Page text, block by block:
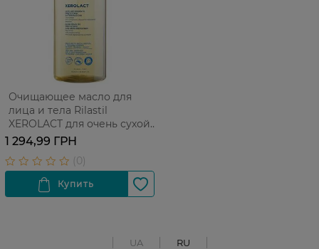
Очищающее масло для
лица и тела Rilastil
XEROLACT для очень сухой,
склонной к раздражениям
и атопии кожи, 1000 мл
1 294,99 ГРН
UA RU